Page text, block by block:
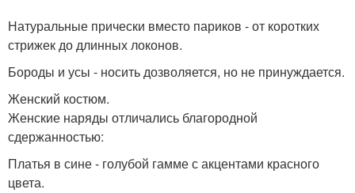
Натуральные прически вместо париков - от коротких
стрижек до длинных локонов.
Бороды и усы - носить дозволяется, но не принуждается.
Женский костюм.
Женские наряды отличались благородной
сдержанностью:
Платья в сине - голубой гамме с акцентами красного
цвета.